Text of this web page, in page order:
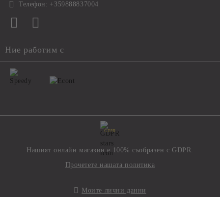
Телефон: +359888837004
Ние работим с
GDPR
Нашият онлайн магазин е 100% съобразен с GDPR.
Прочетете нашата политика
Моите лични данни